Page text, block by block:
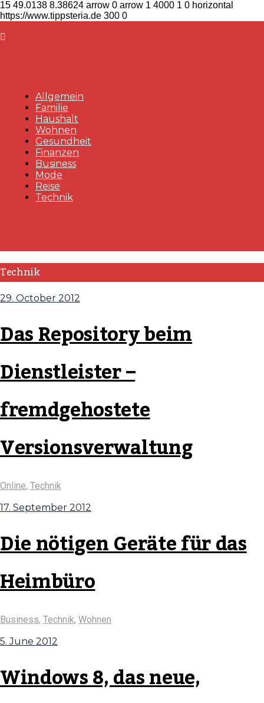
15 49.0138 8.38624 arrow 0 arrow 1 4000 1 0 horizontal
https://www.tippsteria.de 300 0
Allgemein
Familie
Haushalt
Wohnen
Gesundheit
Finanzen
Business
Mode
Reise
Technik
Technik
29. October 2012
Das Repository beim
Dienstleister –
fremdgehostete
Versionsverwaltung
Online, Technik
17. September 2012
Die nötigen Geräte für das
Heimbüro
Business, Technik, Wohnen
5. June 2012
Windows 8, das neue,